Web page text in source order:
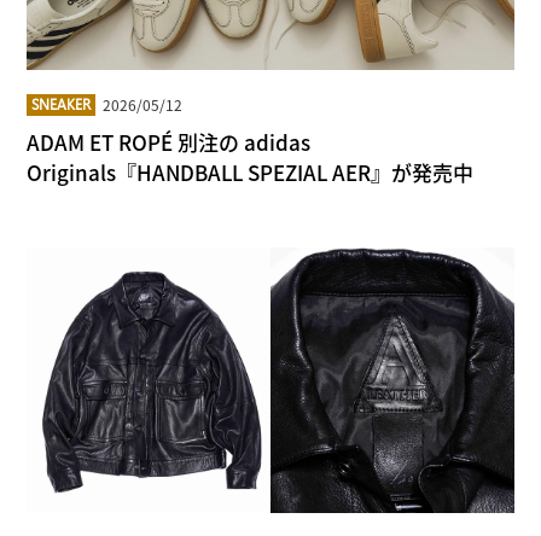
SNEAKER 2026/05/12
ADAM ET ROPÉ 別注の adidas
Originals『HANDBALL SPEZIAL AER』が発売中